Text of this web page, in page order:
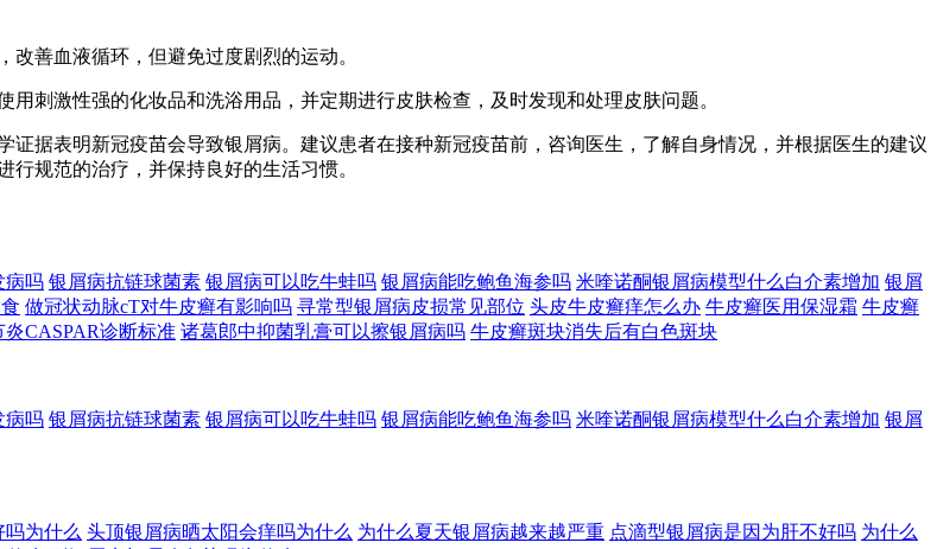
善血液循环，但避免过度剧烈的运动。
刺激性强的化妆品和洗浴用品，并定期进行皮肤检查，及时发现和处理皮肤问题。
据表明新冠疫苗会导致银屑病。建议患者在接种新冠疫苗前，咨询医生，了解自身情况，并根据医生的建议
规范的治疗，并保持良好的生活习惯。
病吗 银屑病抗链球菌素 银屑病可以吃牛蛙吗 银屑病能吃鲍鱼海参吗 米喹诺酮银屑病模型什么白介素增加 银屑
做冠状动脉cT对牛皮癣有影响吗 寻常型银屑病皮损常见部位 头皮牛皮癣痒怎么办 牛皮癣医用保湿霜 牛皮癣
CASPAR诊断标准 诸葛郎中抑菌乳膏可以擦银屑病吗 牛皮癣斑块消失后有白色斑块
病吗 银屑病抗链球菌素 银屑病可以吃牛蛙吗 银屑病能吃鲍鱼海参吗 米喹诺酮银屑病模型什么白介素增加 银屑
为什么 头顶银屑病晒太阳会痒吗为什么 为什么夏天银屑病越来越严重 点滴型银屑病是因为肝不好吗 为什么